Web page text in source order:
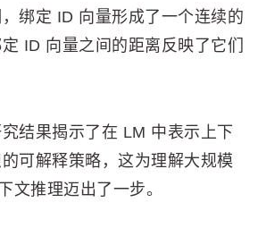
绑定 ID 向量形成了一个连续的
ID 向量之间的距离反映了它们
结果揭示了在 LM 中表示上下
可解释策略，这为理解大规模
文推理迈出了一步。